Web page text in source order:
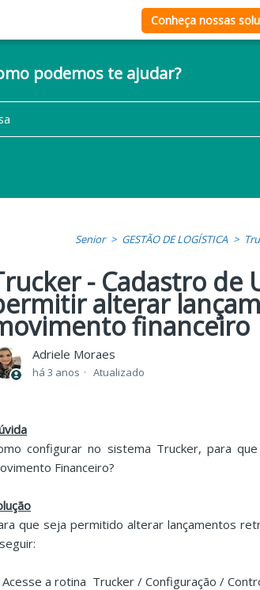
Conheça nossas
podemos te ajudar?
Senior GESTÃO DE LOGÍSTICA
- Cadastro de
alterar
financeiro
Adriele Moraes
há 3 anos Atualizado
configurar no sistema Trucker, para
Financeiro?
que seja permitido alterar lançamentos
Acesse a rotina Trucker / Configuração /